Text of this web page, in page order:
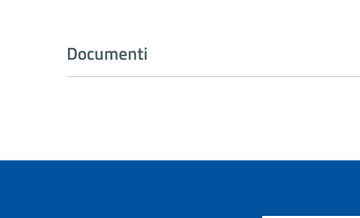
Documenti